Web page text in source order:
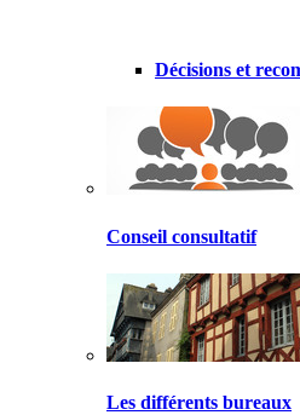
Décisions et
Conseil consultatif
Les différents bureaux